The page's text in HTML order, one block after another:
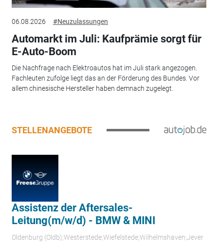
06.08.2026 #Neuzulassungen
Automarkt im Juli: Kaufprämie sorgt für
E-Auto-Boom
Die Nachfrage nach Elektroautos hat im Juli stark angezogen.
Fachleuten zufolge liegt das an der Förderung des Bundes. Vor
allem chinesische Hersteller haben demnach zugelegt.
STELLENANGEBOTE
Assistenz der Aftersales-
Leitung(m/w/d) - BMW & MINI
Oldenburg (Oldb);Westerstede;Wiefelstede;Wilhelmshaven;Jever